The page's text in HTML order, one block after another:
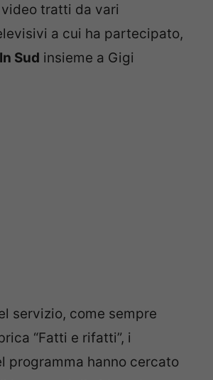
tratti da vari
a cui ha partecipato,
Sud insieme a Gigi
servizio, come sempre
“Fatti e rifatti”, i
programma hanno cercato